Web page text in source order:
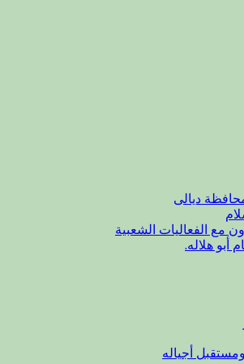
ديالى
مع الفعاليات الشعبية
أبو هلاله.
أجياله